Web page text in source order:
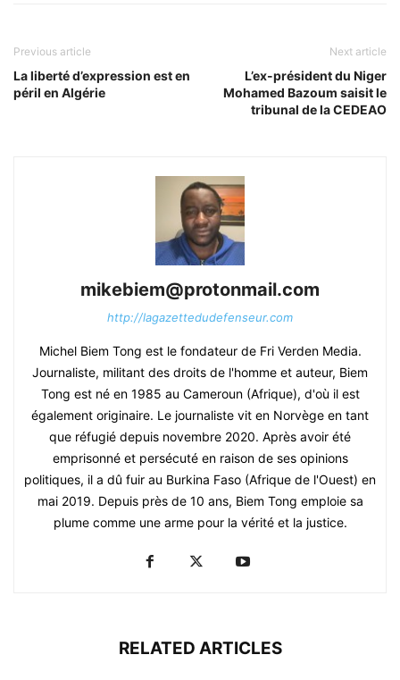
Previous article
La liberté d’expression est en
péril en Algérie
Next article
L’ex-président du Niger
Mohamed Bazoum saisit le
tribunal de la CEDEAO
mikebiem@protonmail.com
http://lagazettedudefenseur.com
Michel Biem Tong est le fondateur de Fri Verden Media.
Journaliste, militant des droits de l'homme et auteur, Biem
Tong est né en 1985 au Cameroun (Afrique), d'où il est
également originaire. Le journaliste vit en Norvège en tant
que réfugié depuis novembre 2020. Après avoir été
emprisonné et persécuté en raison de ses opinions
politiques, il a dû fuir au Burkina Faso (Afrique de l'Ouest) en
mai 2019. Depuis près de 10 ans, Biem Tong emploie sa
plume comme une arme pour la vérité et la justice.
RELATED ARTICLES